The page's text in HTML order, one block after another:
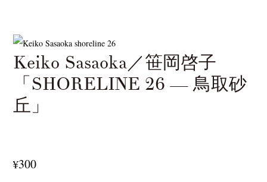
Keiko Sasaoka／笹岡啓子
「SHORELINE 26 — 鳥取砂
丘」
¥300